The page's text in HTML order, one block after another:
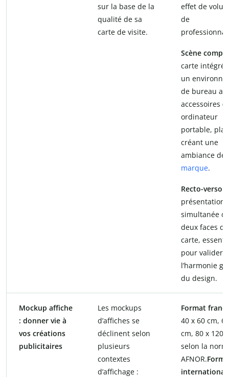
sur la base de la
qualité de sa
carte de visite.
effet de
de
Scène
carte
un
de bureau
accessoires
ordinateur
portable,
créant une
ambiance de
marque.
Recto-verso
présentation
simultanée
deux faces
carte,
pour valider
l’harmonie
du design.
Mockup affiche
: donner vie à
vos créations
publicitaires
Les mockups
d’affiches se
déclinent selon
plusieurs
contextes
d’affichage :
Format
40 x 60 cm,
cm, 80 x 120
selon la
AFNOR.
international